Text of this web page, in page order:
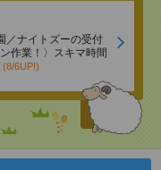
ナイトズーの受付
作業！〉スキマ時間
(8/6UP!)